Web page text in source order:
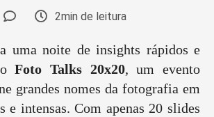
2min de leitura
uma noite de insights rápidos e
Foto Talks 20x20, um evento
grandes nomes da fotografia em
e intensas. Com apenas 20 slides